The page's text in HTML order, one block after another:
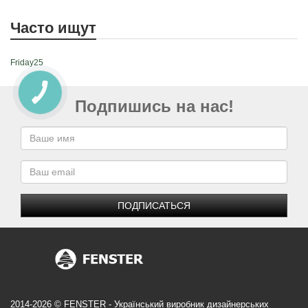
Часто ищут
Friday25
Подпишись на нас!
ПОДПИСАТЬСЯ
2014-2026 © FENSTER - Український виробник дизайнерських